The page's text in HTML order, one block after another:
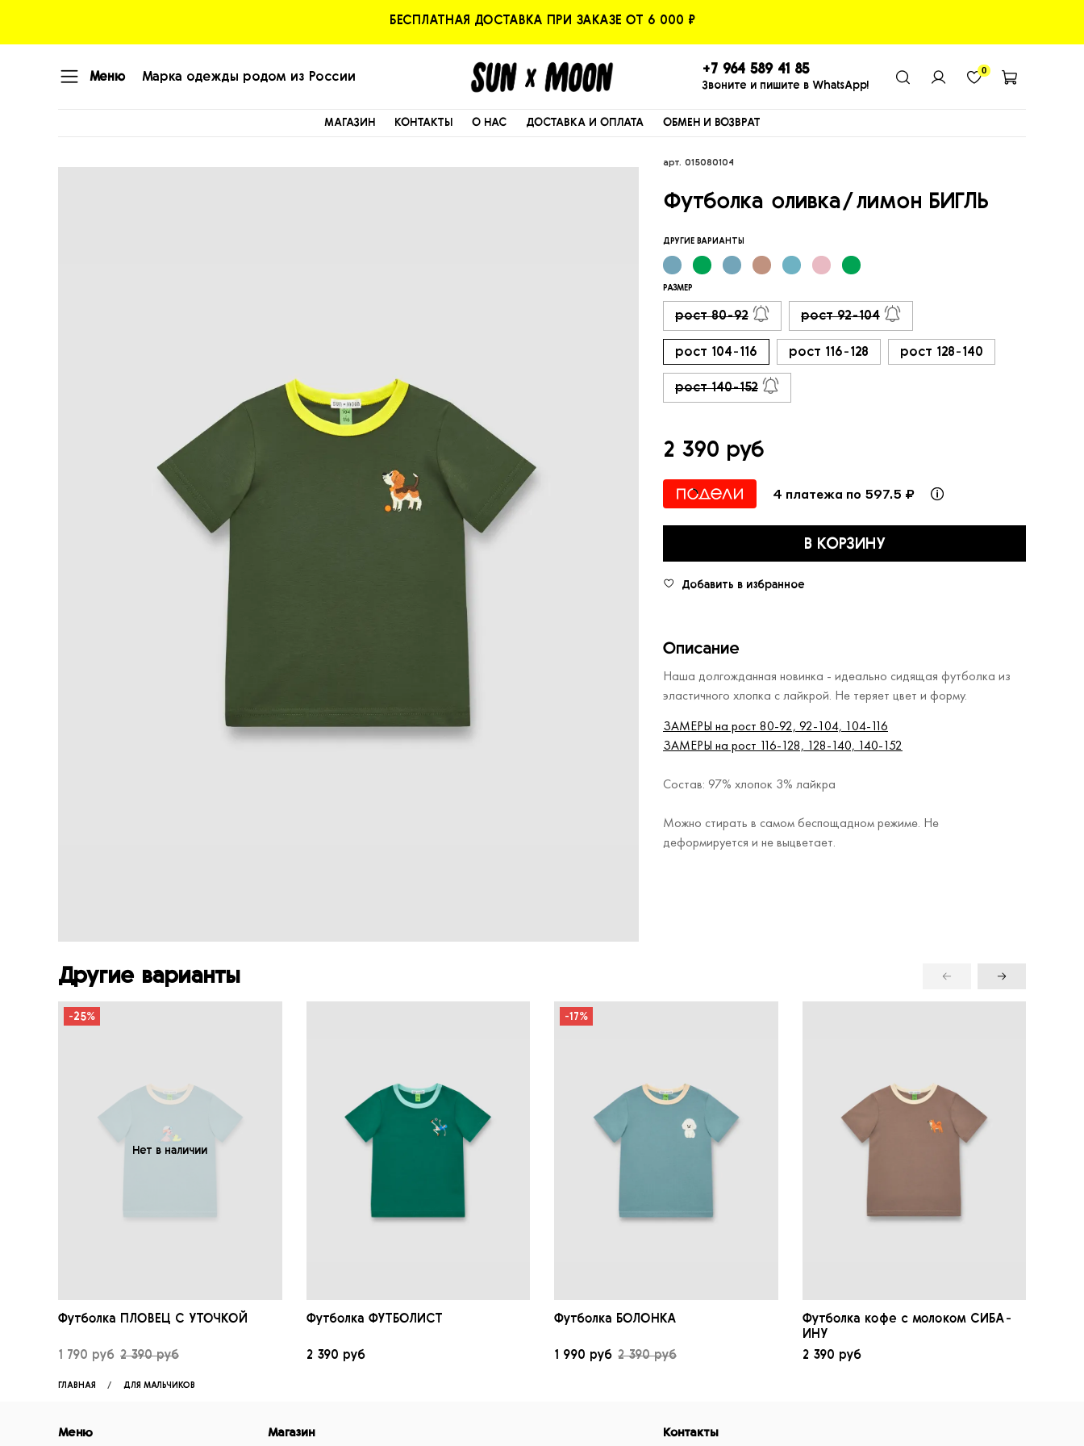
БЕСПЛАТНАЯ ДОСТАВКА ПРИ ЗАКАЗЕ ОТ 6 000 ₽
Меню Марка одежды родом из России +7 964 589 41 85
Звоните и пишите в WhatsApp!
0
МАГАЗИН КОНТАКТЫ О НАС ДОСТАВКА И ОПЛАТА ОБМЕН И ВОЗВРАТ
арт. 015080104
Футболка оливка/лимон БИГЛЬ
ДРУГИЕ ВАРИАНТЫ
РАЗМЕР
рост 80-92 рост 92-104
рост 104-116 рост 116-128 рост 128-140
рост 140-152
2 390 руб
4 платежа по 597.5 ₽
В КОРЗИНУ
Добавить в избранное
Описание
Наша долгожданная новинка - идеально сидящая футболка из
эластичного хлопка с лайкрой. Не теряет цвет и форму.
ЗАМЕРЫ на рост 80-92, 92-104, 104-116
ЗАМЕРЫ на рост 116-128, 128-140, 140-152
Состав: 97% хлопок 3% лайкра
Можно стирать в самом беспощадном режиме. Не
деформируется и не выцветает.
Другие варианты
Нет в наличии
-25%
Футболка ПЛОВЕЦ С УТОЧКОЙ
2 390 руб
1 790 руб
Футболка ФУТБОЛИСТ
2 390 руб
-17%
Футболка БОЛОНКА
2 390 руб
1 990 руб
Футболка кофе с молоком СИБА-
ИНУ
2 390 руб
ГЛАВНАЯ ДЛЯ МАЛЬЧИКОВ
Меню Магазин Контакты